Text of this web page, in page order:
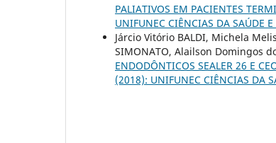
PALIATIVOS EM PACIENTES
UNIFUNEC CIÊNCIAS DA SAÚDE
Járcio Vitório BALDI, Michela
SIMONATO, Alailson Domingos
ENDODÔNTICOS SEALER 26 E
(2018): UNIFUNEC CIÊNCIAS DA